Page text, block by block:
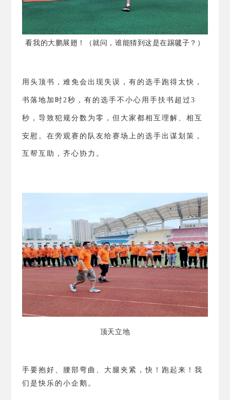
看我的大鹏展翅！（就问，谁能猜到这是在踢毽子？）
用头顶书，难免会出现失误，有的选手跑得太快，
书落地加时 2 秒，有的选手不小心用手扶书超过 3
秒，导致犯规分数为零，但大家都相互理解、相互
安慰。 在旁观赛的队友给赛场上的选手出谋划策，
互帮互助，齐心协力。
顶天立地
手要抱好、腰部弯曲、大腿夹紧，快！跑起来！我
们是快乐的小企鹅。